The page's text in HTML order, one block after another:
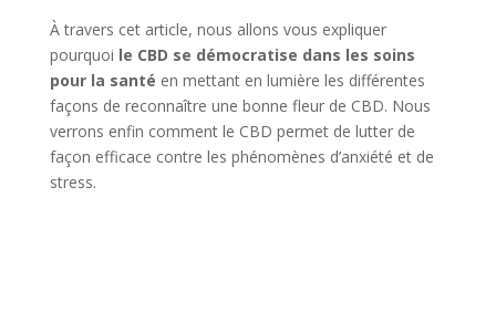
À travers cet article, nous allons vous expliquer
pourquoi le CBD se démocratise dans les soins
pour la santé en mettant en lumière les différentes
façons de reconnaître une bonne fleur de CBD. Nous
verrons enfin comment le CBD permet de lutter de
façon efficace contre les phénomènes d’anxiété et de
stress.